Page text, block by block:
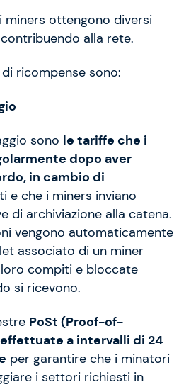
miners ottengono diversi
alla rete.
ricompense sono:
sono le tariffe che i
dopo aver
in cambio di
e che i miners inviano
di archiviazione alla catena.
vengono automaticamente
associato di un miner
compiti e bloccate
si ricevono.
PoSt (Proof-of-
a intervalli di 24
per garantire che i minatori
i settori richiesti in